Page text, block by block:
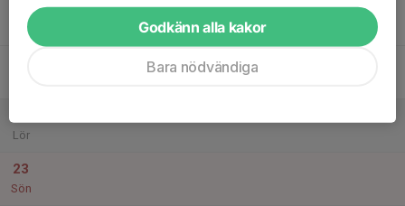
Tor
17:30
Öppen randori
Tjelvarskolans gymnastiksal
Lör
23
Sön
Godkänn alla kakor
Bara nödvändiga